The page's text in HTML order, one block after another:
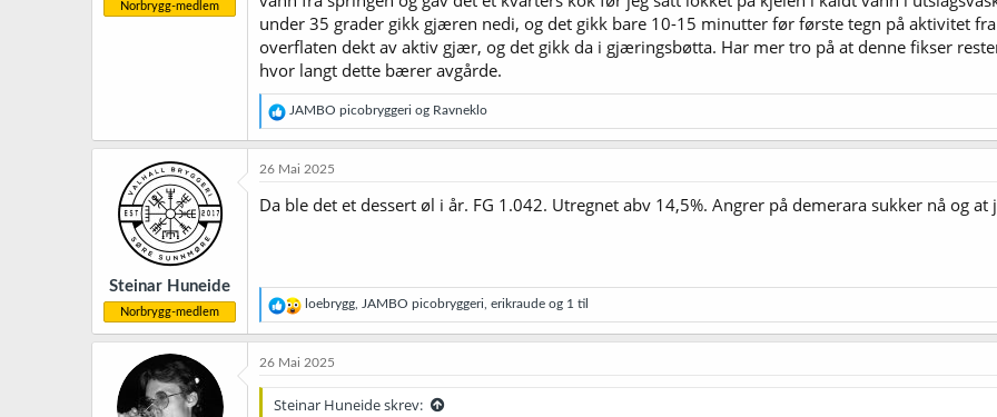
Norbrygg-medlem
under 35 grader gikk gjæren nedi, og det gikk bare 10-15 minutter før første tegn på aktivitet
overflaten dekt av aktiv gjær, og det gikk da i gjæringsbøtta. Har mer tro på at denne fikser
hvor langt dette bærer avgårde.
R
e
a
k
o
:
JAMBO picobryggeri og Ravneklo
Steinar Huneide
Norbrygg-medlem
26 Mai 2025
Da ble det et dessert øl i år. FG 1.042. Utregnet abv 14,5%. Angrer på demerara sukker nå og
R
e
a
k
j
o
loebrygg JAMBO picobryggeri erikraude og 1 til
26 Mai 2025
Steinar Huneide skrev: